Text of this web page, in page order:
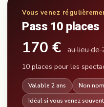
Vous venez
Pass 10 places
170 € au lieu de
10 places pour les
Valable 2 ans Non
Idéal si vous venez souvent